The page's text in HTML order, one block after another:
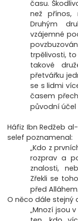
času.
než přínos,
Druhým
vzájemné
trpělivosti,
takové
přetvářku
se s lidmi
časem
původní účel
Háfiz Ibn Redžeb
selef poznamenal:
„Kdo z
rozprav a
znalosti,
Zřekli se
před
O něco dále stejný
„Mnozí jsou